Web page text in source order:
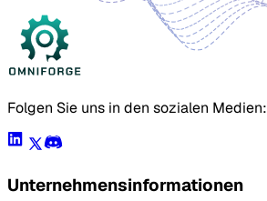
Folgen Sie uns in den sozialen Medien:
Unternehmensinformationen